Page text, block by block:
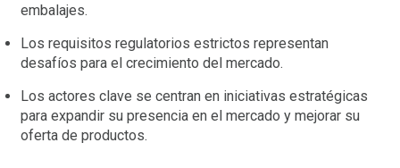
embalajes.
Los requisitos regulatorios estrictos representan
desafíos para el crecimiento del mercado.
Los actores clave se centran en iniciativas estratégicas
para expandir su presencia en el mercado y mejorar su
oferta de productos.